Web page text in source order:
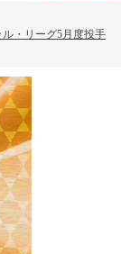
ル・リーグ5月度投手